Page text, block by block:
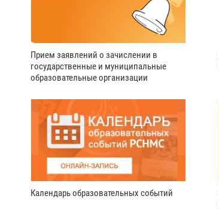
Прием заявлений о зачислении в
государственные и муниципальные
образовательные организации
Календарь образовательных событий